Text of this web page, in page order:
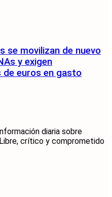
se movilizan de nuevo
y exigen
de euros en gasto
diaria sobre
crítico y comprometido